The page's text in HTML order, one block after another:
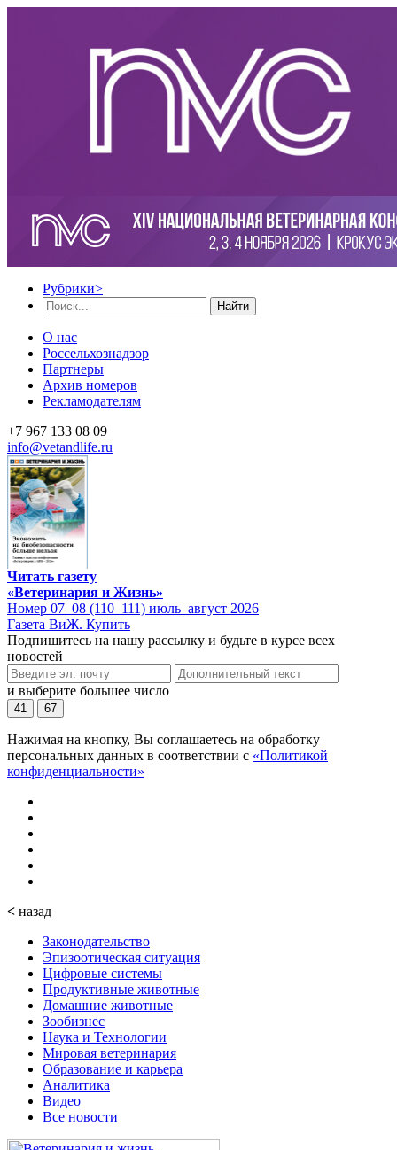
Рубрики>
Найти
О нас
Россельхознадзор
Партнеры
Архив номеров
Рекламодателям
+7 967 133 08 09
info@vetandlife.ru
Читать газету
«Ветеринария и Жизнь»
Номер 07–08 (110–111) июль–август 2026
Газета ВиЖ. Купить
Подпишитесь на нашу рассылку и будьте в курсе всех
новостей
и выберите большее число
41 67
Нажимая на кнопку, Вы соглашаетесь на обработку
персональных данных в соответствии с «Политикой
конфиденциальности»
< назад
Законодательство
Эпизоотическая ситуация
Цифровые системы
Продуктивные животные
Домашние животные
Зообизнес
Наука и Технологии
Мировая ветеринария
Образование и карьера
Аналитика
Видео
Все новости